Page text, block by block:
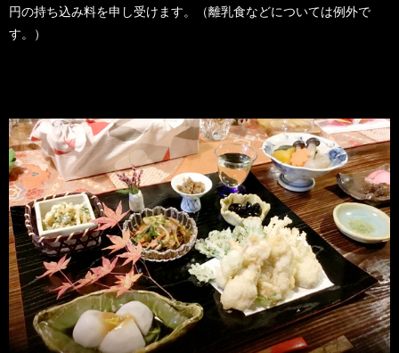
円の持ち込み料を申し受けます。（離乳食などについては例外で
す。）